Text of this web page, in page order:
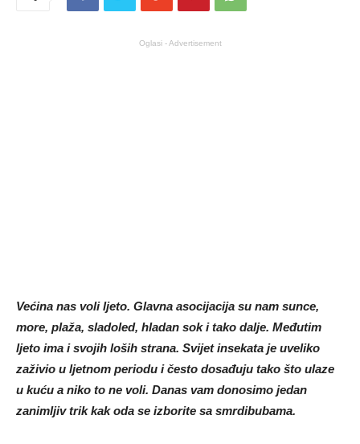
Oglasi - Advertisement
Većina nas voli ljeto. Glavna asocijacija su nam sunce,
more, plaža, sladoled, hladan sok i tako dalje. Međutim
ljeto ima i svojih loših strana. Svijet insekata je uveliko
zaživio u ljetnom periodu i često dosađuju tako što ulaze
u kuću a niko to ne voli. Danas vam donosimo jedan
zanimljiv trik kak oda se izborite sa smrdibubama.